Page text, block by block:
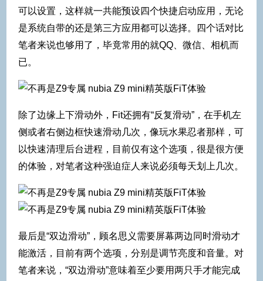
可以设置，这样就一共能预设四个快捷启动应用，无论
是系统自带的还是第三方应用都可以选择。四个话对比
笔者来说也够用了，毕竟常用的就QQ、微信、相机而
已。
除了边缘上下滑动外，Fit还拥有“反复滑动”，在手机左
侧或者右侧边框快速滑动几次，像玩水果忍者那样，可
以快速清理后台进程，目前仅有这个选项，很是很方便
的体验，对笔者这种强迫症人来说必须每天划上几次。
最后是“双边滑动”，顾名思义需要屏幕两边同时滑动才
能激活，目前有两个选项，分别是调节亮度和音量。对
笔者来说，“双边滑动”意味着至少要用两只手才能完成